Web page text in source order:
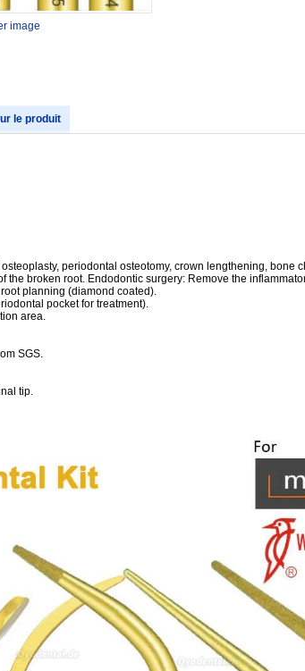
image
le produit
periodontal osteotomy, crown lengthening, bone
the broken root. Endodontic surgery: Remove the
planning (diamond coated).
pocket for treatment).
area.
SGS.
tip.